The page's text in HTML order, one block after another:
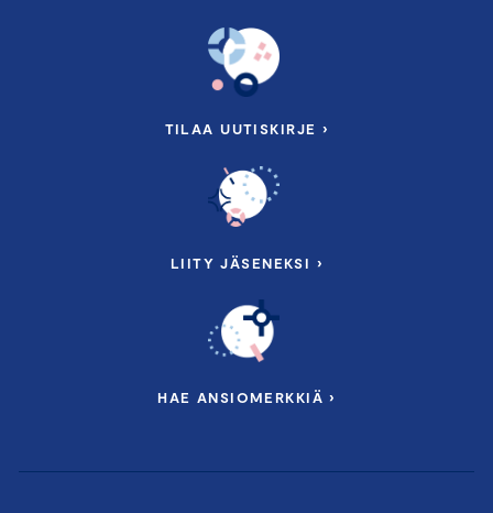
TILAA UUTISKIRJE ›
LIITY JÄSENEKSI ›
HAE ANSIOMERKKIÄ ›